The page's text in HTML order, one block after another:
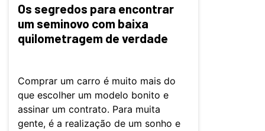
Os segredos para encontrar
um seminovo com baixa
quilometragem de verdade
Comprar um carro é muito mais do
que escolher um modelo bonito e
assinar um contrato. Para muita
gente, é a realização de um sonho e